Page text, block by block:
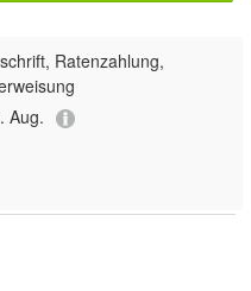
Ratenzahlung,
Aug.